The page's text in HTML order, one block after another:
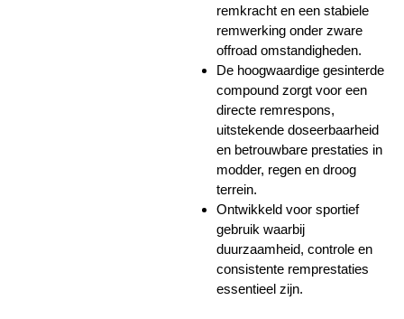
remkracht en een stabiele
remwerking onder zware
offroad omstandigheden.
De hoogwaardige gesinterde
compound zorgt voor een
directe remrespons,
uitstekende doseerbaarheid
en betrouwbare prestaties in
modder, regen en droog
terrein.
Ontwikkeld voor sportief
gebruik waarbij
duurzaamheid, controle en
consistente remprestaties
essentieel zijn.